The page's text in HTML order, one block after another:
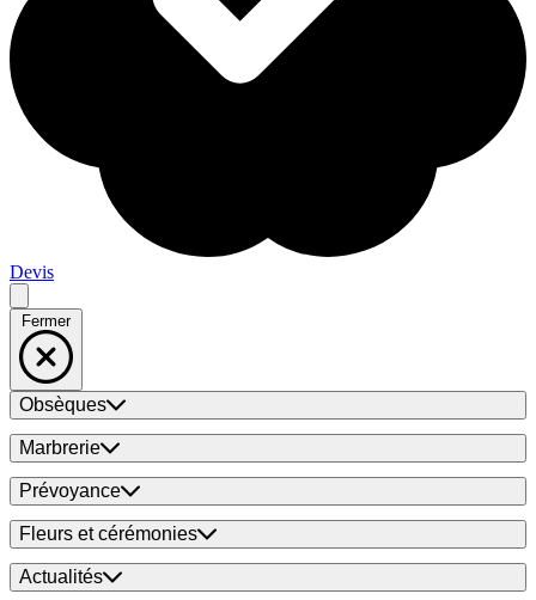
Devis
Fermer
Obsèques
Marbrerie
Prévoyance
Fleurs et cérémonies
Actualités